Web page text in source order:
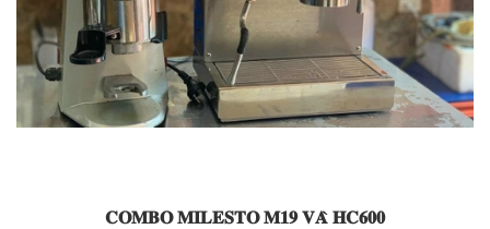
𝐂𝐎𝐌𝐁𝐎 𝐌𝐈𝐋𝐄𝐒𝐓𝐎 𝐌𝟏𝟗 𝐕𝐀̀ 𝐇𝐂𝟔𝟎𝟎